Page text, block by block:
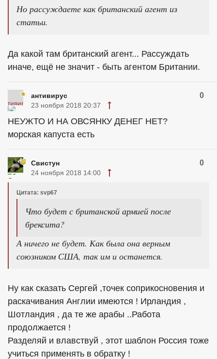
Но рассуждаете как британский агент из
статьи.
Да какой там британский агент... Рассуждать
иначе, ещё не значит - быть агентом Британии.
антивирус 0
23 ноября 2018 20:37
НЕУЖТО И НА ОВСЯНКУ ДЕНЕГ НЕТ?
морская капуста есть
Свистун 0
24 ноября 2018 14:00
Цитата: svp67
Что будет с британской армией после
брексита?
А ничего не будет. Как была она верным
союзником США, так им и останется.
Ну как сказать Сергей ,точек соприкосновения и
раскачивания Англии имеются ! Ирландия ,
Шотландия , да те же арабы ..Работа
продолжается !
Разделяй и влавствуй , этот шаблон Россия тоже
учиться применять в обратку !